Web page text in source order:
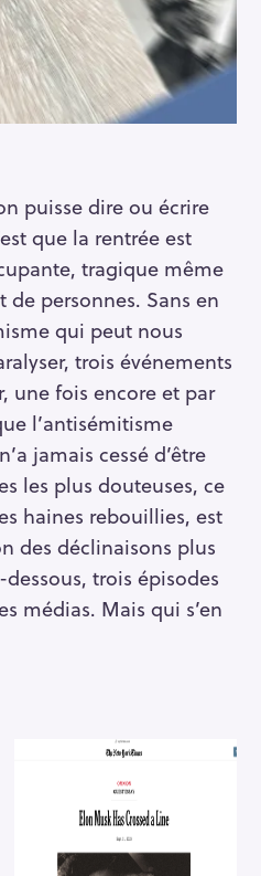
puisse dire ou écrire
que la rentrée est
tragique même
personnes. Sans en
qui peut nous
trois événements
une fois encore et par
l’antisémitisme
jamais cessé d’être
les plus douteuses, ce
haines rebouillies, est
des déclinaisons plus
trois épisodes
médias. Mais qui s’en